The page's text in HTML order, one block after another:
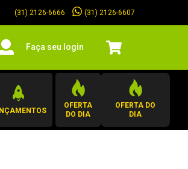
(31) 2126-6666 (31) 2126-6607
Faça seu login
OFERTA
DO DIA
OFERTA DO
DIA